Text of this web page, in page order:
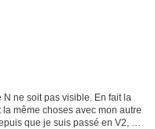
ne soit pas visible. En fait la
même choses avec mon autre
que je suis passé en V2, je